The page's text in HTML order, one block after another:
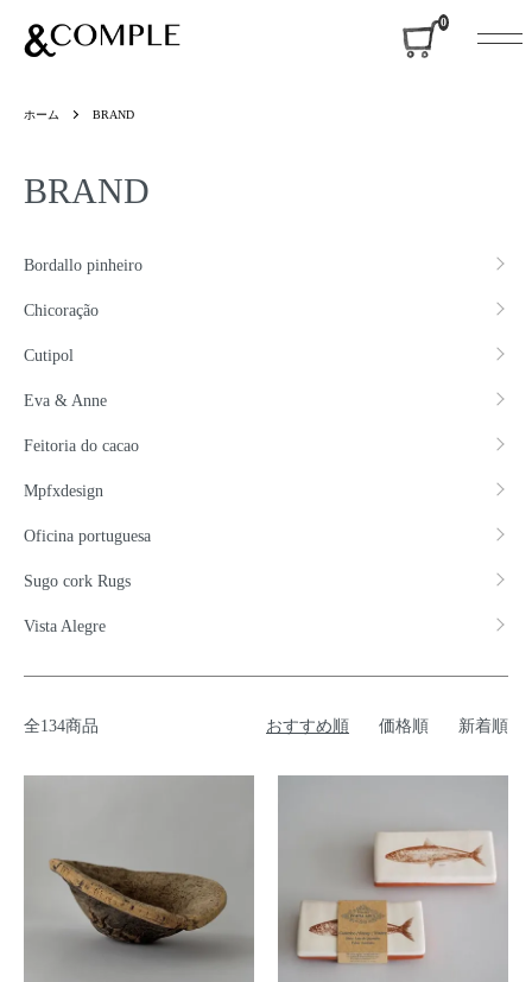
0
ホーム BRAND
BRAND
グループ一覧
Bordallo pinheiro
Chicoração
Cutipol
Eva & Anne
Feitoria do cacao
Mpfxdesign
Oficina portuguesa
Sugo cork Rugs
Vista Alegre
全134商品 おすすめ順 価格順 新着順